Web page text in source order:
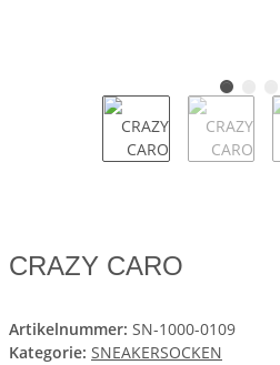
CRAZY CARO
Artikelnummer: SN-1000-0109
Kategorie: SNEAKERSOCKEN